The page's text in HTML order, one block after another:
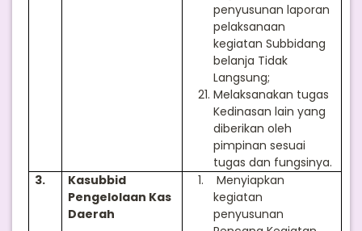
penyusunan laporan
pelaksanaan
kegiatan Subbidang
belanja Tidak
Langsung;
21. Melaksanakan tugas
Kedinasan lain yang
diberikan oleh
pimpinan sesuai
tugas dan fungsinya.
3.
Kasubbid
Pengelolaan Kas
Daerah
1.
Menyiapkan
kegiatan
penyusunan